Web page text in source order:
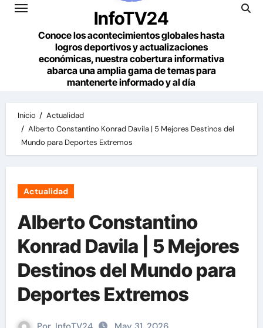
InfoTV24
Conoce los acontecimientos globales hasta
logros deportivos y actualizaciones
económicas, nuestra cobertura informativa
abarca una amplia gama de temas para
mantenerte informado y al día
Inicio
Actualidad
Alberto Constantino Konrad Davila | 5 Mejores Destinos del
Mundo para Deportes Extremos
Actualidad
Alberto Constantino
Konrad Davila | 5 Mejores
Destinos del Mundo para
Deportes Extremos